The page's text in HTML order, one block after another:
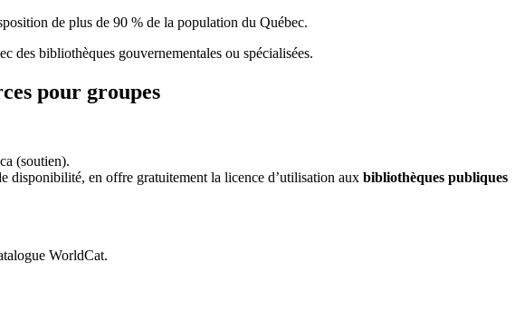
de plus de 90 % de la population du Québec.
des bibliothèques gouvernementales ou spécialisées.
pour groupes
(soutien).
disponibilité, en offre gratuitement la licence d’utilisation aux bibliothèques publiques
WorldCat.